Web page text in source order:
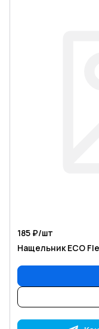
185 ₽/шт
Нащельник ECO